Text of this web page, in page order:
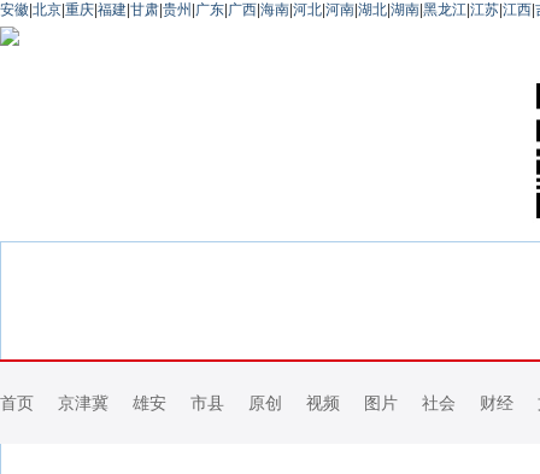
安徽 北京 重庆 福建 甘肃 贵州 广东 广西 海南 河北 河南 湖北 湖南 黑龙江 江苏 江西
首页 京津冀 雄安 市县 原创 视频 图片 社会 财经